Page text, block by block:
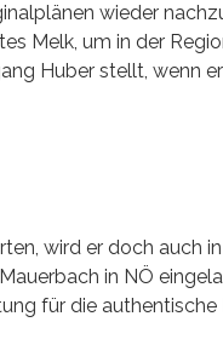
wieder
Melk, um in der
Huber stellt, wenn
wird er doch auch
in NÖ
für die